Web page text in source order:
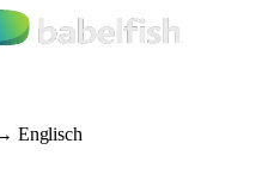
Englisch